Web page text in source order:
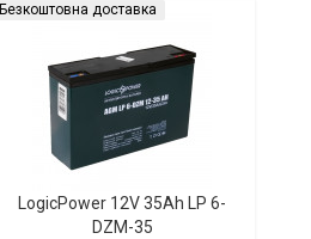
Безкоштовна доставка
LogicPower 12V 35Ah LP 6-
DZM-35